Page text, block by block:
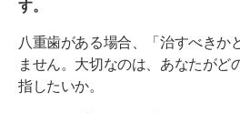
す。
八重歯がある場合、「治すべきか
ません。大切なのは、あなたがど
指したいか。